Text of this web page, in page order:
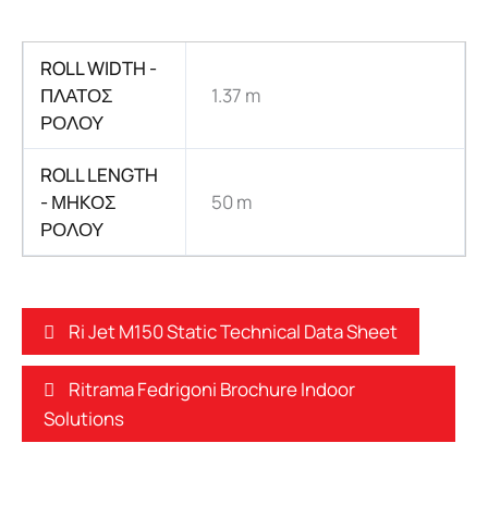
ROLL WIDTH -
ΠΛΑΤΟΣ
ΡΟΛΟΥ
1.37 m
ROLL LENGTH
- ΜHKΟΣ
ΡΟΛΟΥ
50 m
Ri Jet M150 Static Technical Data Sheet
Ritrama Fedrigoni Brochure Indoor
Solutions